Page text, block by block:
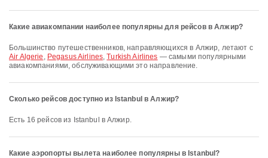
Какие авиакомпании наиболее популярны для рейсов в Алжир?
Большинство путешественников, направляющихся в Алжир, летают с
Air Algerie , Pegasus Airlines,Turkish Airlines — самыми популярными
авиакомпаниями, обслуживающими это направление.
Сколько рейсов доступно из Istanbul в Алжир?
Есть 16 рейсов из Istanbul в Алжир.
Какие аэропорты вылета наиболее популярны в Istanbul?